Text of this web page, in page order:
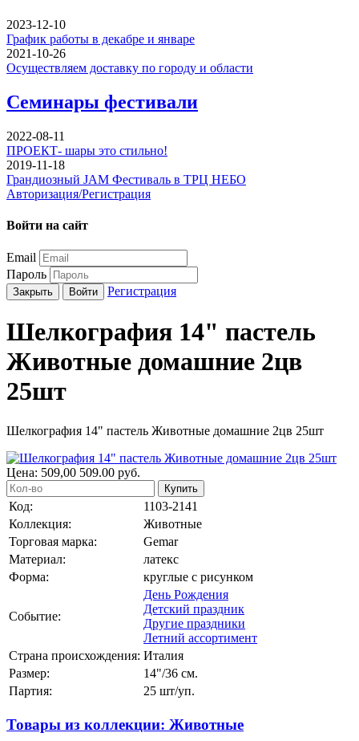
2023-12-10
График работы в декабре и январе
2021-10-26
Осуществляем доставку по городу и области
Семинары фестивали
2022-08-11
ПРОЕКТ- шары это стильно!
2019-11-18
Грандиозный JAM Фестиваль в ТРЦ НЕБО
Авторизация/Регистрация
Войти на сайт
Email
Пароль
Закрыть Войти Регистрация
Шелкография 14" пастель
Животные домашние 2цв
25шт
Шелкография 14" пастель Животные домашние 2цв 25шт
Цена: 509,00 509.00 руб.
Купить
Код:
1103-2141
Коллекция:
Животные
Торговая марка:
Gemar
Материал:
латекс
Форма:
круглые с рисунком
Событие:
День Рождения
Детский праздник
Другие праздники
Летний ассортимент
Страна происхождения: Италия
Размер:
14"/36 см.
Партия:
25 шт/уп.
Товары из коллекции: Животные